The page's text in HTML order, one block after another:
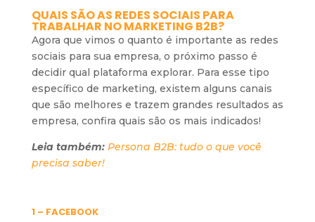
QUAIS SÃO AS REDES SOCIAIS PARA
TRABALHAR NO MARKETING B2B?
Agora que vimos o quanto é importante as redes
sociais para sua empresa, o próximo passo é
decidir qual plataforma explorar. Para esse tipo
específico de marketing, existem alguns canais
que são melhores e trazem grandes resultados as
empresa, confira quais são os mais indicados!
Leia também: Persona B2B: tudo o que você
precisa saber!
1 – FACEBOOK